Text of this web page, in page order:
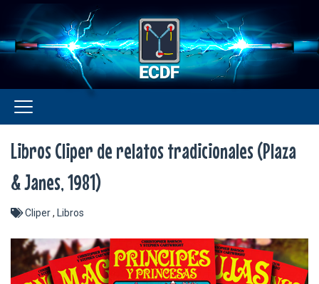
Libros Cliper de relatos tradicionales (Plaza
& Janes, 1981)
Cliper, Libros